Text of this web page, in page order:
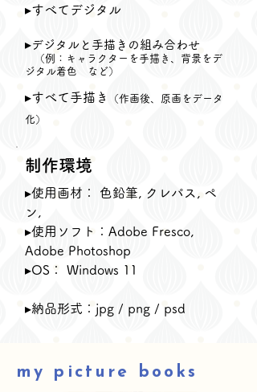
​▸すべてデジタル
▸デジタルと手描きの組み合わせ
（例：キャラクターを手描き、背景をデ
ジタル着色 など）
▸すべて手描き
（作画後、原画をデータ
化）
​制作環境
​▸使用画材： 色鉛筆, クレパス, ペ
ン,
​▸使用ソフト：Adobe Fresco,
Adobe Photoshop
▸OS： Windows 11
▸納品形式：jpg / png / psd​
my picture books